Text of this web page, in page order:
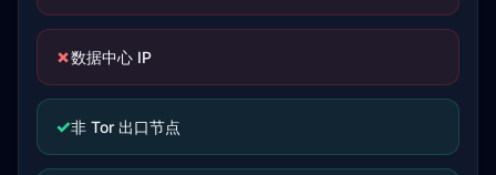
✗数据中心 IP
✓非 Tor 出口节点